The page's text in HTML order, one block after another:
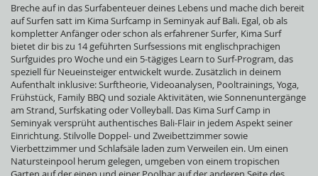
Breche auf in das Surfabenteuer deines Lebens und mache dich bereit
auf Surfen satt im Kima Surfcamp in Seminyak auf Bali. Egal, ob als
kompletter Anfänger oder schon als erfahrener Surfer, Kima Surf
bietet dir bis zu 14 geführten Surfsessions mit englischprachigen
Surfguides pro Woche und ein 5-tägiges Learn to Surf-Program, das
speziell für Neueinsteiger entwickelt wurde. Zusätzlich in deinem
Aufenthalt inklusive: Surftheorie, Videoanalysen, Pooltrainings, Yoga,
Frühstück, Family BBQ und soziale Aktivitäten, wie Sonnenuntergänge
am Strand, Surfskating oder Volleyball. Das Kima Surf Camp in
Seminyak versprüht authentisches Bali-Flair in jedem Aspekt seiner
Einrichtung. Stilvolle Doppel- und Zweibettzimmer sowie
Vierbettzimmer und Schlafsäle laden zum Verweilen ein. Um einen
Natursteinpool herum gelegen, umgeben von einem tropischen